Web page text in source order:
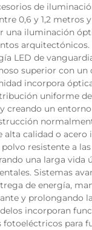
de
0,6 y 1,2 metros
una iluminación
LED de
superior con
incorpora
uniforme
creando un
alta calidad o acero
resistente a
una larga vida
Sistemas
de energía,
y prolongando
incorporan
fotoeléctricos para